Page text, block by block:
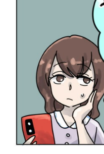
経営リーダーのコミュニティ
マーケ×ITの今がよく分かる
ITエンジニア向け専門サイト
企業向けIT製品の総合サイト
IT製品の技術・比較・事例